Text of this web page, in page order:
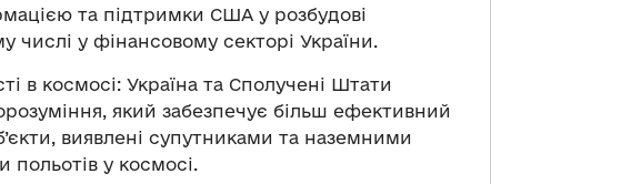
та підтримки США у розбудові
числі у фінансовому секторі України.
в космосі: Україна та Сполучені Штати
який забезпечує більш ефективний
виявлені супутниками та наземними
у космосі.